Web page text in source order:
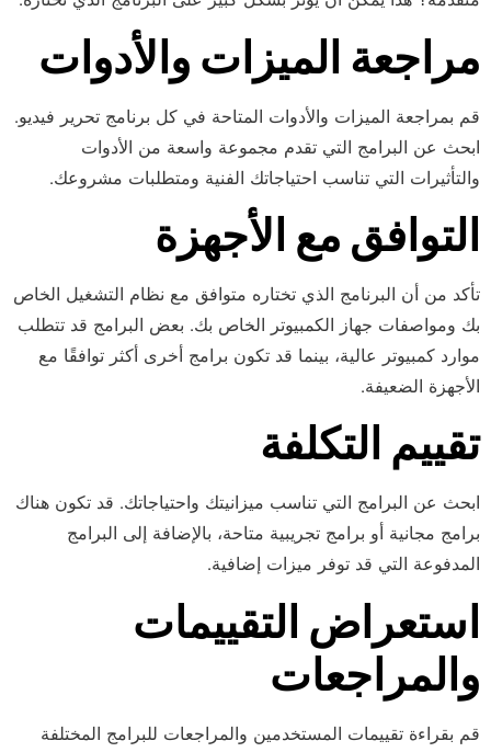
مراجعة الميزات والأدوات
قم بمراجعة الميزات والأدوات المتاحة في كل برنامج تحرير فيديو.
ابحث عن البرامج التي تقدم مجموعة واسعة من الأدوات
والتأثيرات التي تناسب احتياجاتك الفنية ومتطلبات مشروعك.
التوافق مع الأجهزة
تأكد من أن البرنامج الذي تختاره متوافق مع نظام التشغيل الخاص
بك ومواصفات جهاز الكمبيوتر الخاص بك. بعض البرامج قد تتطلب
موارد كمبيوتر عالية، بينما قد تكون برامج أخرى أكثر توافقًا مع
الأجهزة الضعيفة.
تقييم التكلفة
ابحث عن البرامج التي تناسب ميزانيتك واحتياجاتك. قد تكون هناك
برامج مجانية أو برامج تجريبية متاحة، بالإضافة إلى البرامج
المدفوعة التي قد توفر ميزات إضافية.
استعراض التقييمات
والمراجعات
قم بقراءة تقييمات المستخدمين والمراجعات للبرامج المختلفة